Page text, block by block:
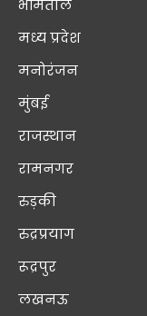
भीमताल
मध्य प्रदेश
मनोरंजन
मुंबई
राजस्थान
रामनगर
रुड़की
रुद्रप्रयाग
रूद्रपुर
लखनऊ